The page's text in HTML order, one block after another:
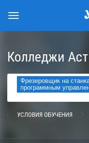
Колледжи
Фрезеровщик на
программным
УСЛОВИЯ ОБУЧЕНИЯ